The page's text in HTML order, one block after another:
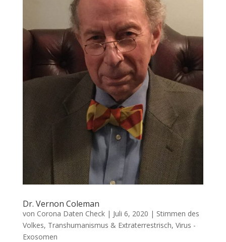
Dr. Vernon Coleman
von Corona Daten Check| Juli 6, 2020 | Stimmen des
Volkes, Transhumanismus & Extraterrestrisch, Virus -
Exosomen